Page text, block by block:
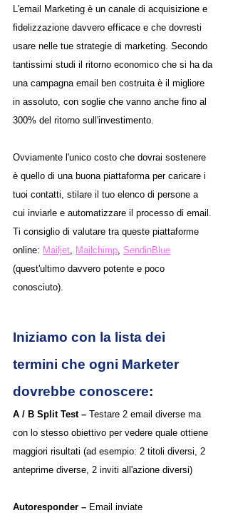
L'email Marketing è un canale di acquisizione e
fidelizzazione davvero efficace e che dovresti
usare nelle tue strategie di marketing. Secondo
tantissimi studi il ritorno economico che si ha da
una campagna email ben costruita è il migliore
in assoluto, con soglie che vanno anche fino al
300% del ritorno sull'investimento.
Ovviamente l'unico costo che dovrai sostenere
è quello di una buona piattaforma per caricare i
tuoi contatti, stilare il tuo elenco di persone a
cui inviarle e automatizzare il processo di email.
Ti consiglio di valutare tra queste piattaforme
online: Mailjet, Mailchimp, SendinBlue
(quest'ultimo davvero potente e poco
conosciuto).
Iniziamo con la lista dei
termini che ogni Marketer
dovrebbe conoscere:
A / B Split Test – Testare 2 email diverse ma
con lo stesso obiettivo per vedere quale ottiene
maggiori risultati (ad esempio: 2 titoli diversi, 2
anteprime diverse, 2 inviti all'azione diversi)
Autoresponder – Email inviate